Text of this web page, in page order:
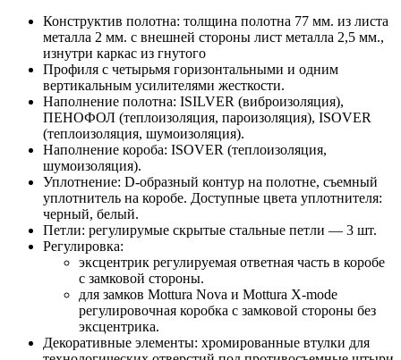
Конструктив полотна: толщина полотна 77 мм. из листа
металла 2 мм. с внешней стороны лист металла 2,5 мм.,
изнутри каркас из гнутого
Профиля с четырьмя горизонтальными и одним
вертикальным усилителями жесткости.
Наполнение полотна: ISILVER (виброизоляция),
ПЕНОФОЛ (теплоизоляция, пароизоляция), ISOVER
(теплоизоляция, шумоизоляция).
Наполнение короба: ISOVER (теплоизоляция,
шумоизоляция).
Уплотнение: D-образный контур на полотне, съемный
уплотнитель на коробе. Доступные цвета уплотнителя:
черный, белый.
Петли: регулирумые скрытые стальные петли — 3 шт.
Регулировка:
эксцентрик регулируемая ответная часть в коробе
с замковой стороны.
для замков Mottura Nova и Mottura X-mode
регулировочная коробка с замковой стороны без
эксцентрика.
Декоративные элементы: хромированные втулки для